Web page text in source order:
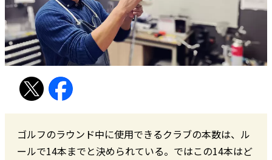
ゴルフのラウンド中に使用できるクラブの本数は、ル
ールで14本までと決められている。ではこの14本はど